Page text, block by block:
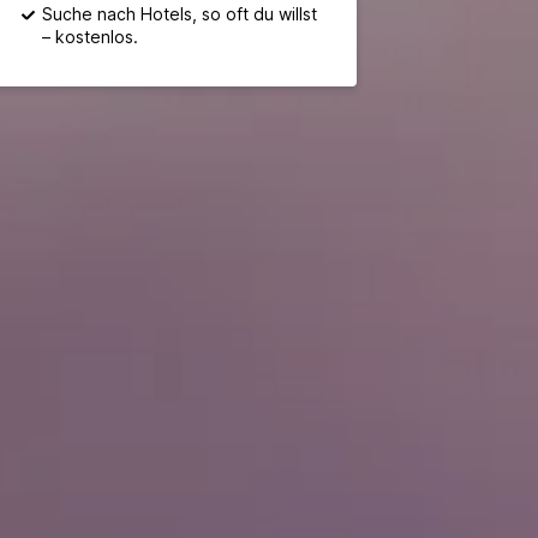
Suche nach Hotels, so oft du willst
– kostenlos.